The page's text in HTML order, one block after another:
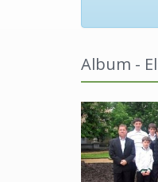
Album -